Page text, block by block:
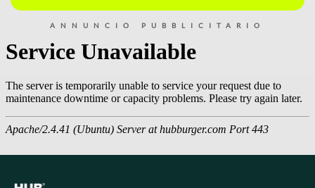
ANNUNCIO PUBBLICITARIO